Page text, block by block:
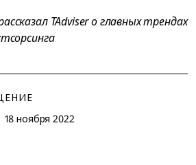
TAdviser о главных трендах
18 ноября 2022